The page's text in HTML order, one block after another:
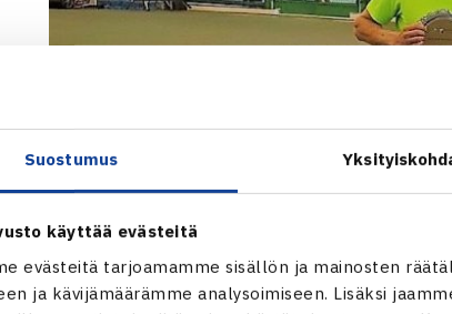
Suostumus
käyttää evästeitä
evästeitä tarjoamamme sisällön ja mainosten
ja kävijämäärämme analysoimiseen. Lisäksi